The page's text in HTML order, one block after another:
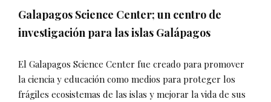
Galapagos Science Center; un centro de
investigación para las islas Galápagos
El Galapagos Science Center fue creado para promover
la ciencia y educación como medios para proteger los
frágiles ecosistemas de las islas y mejorar la vida de sus